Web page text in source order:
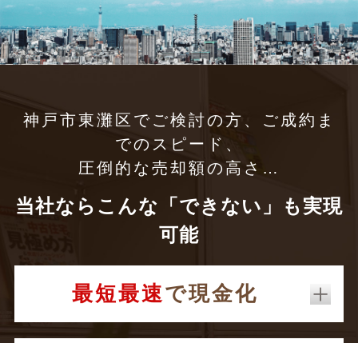
神戸市東灘区でご検討の方、ご成約ま
でのスピード、
圧倒的な売却額の高さ…
当社ならこんな「できない」も実現
可能
最短最速で現金化